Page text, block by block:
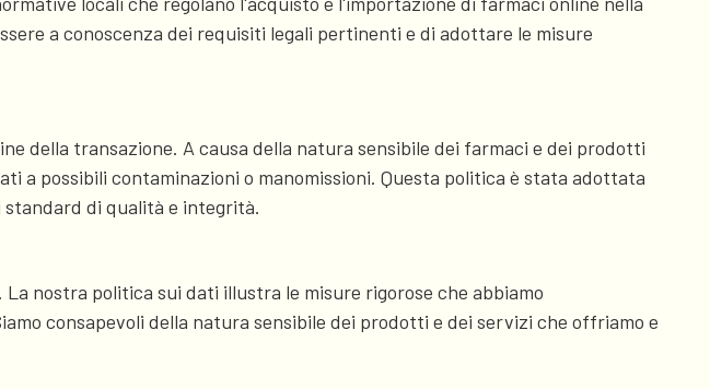
a conoscenza dei requisiti legali pertinenti e di adottare le misure
transazione. A causa della natura sensibile dei farmaci e dei prodotti
a possibili contaminazioni o manomissioni. Questa politica è stata adottata
di qualità e integrità.
nostra politica sui dati illustra le misure rigorose che abbiamo
consapevoli della natura sensibile dei prodotti e dei servizi che offriamo e